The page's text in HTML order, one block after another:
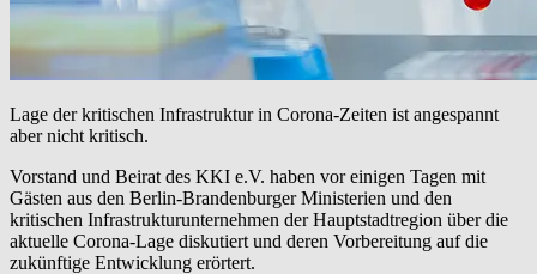
Lage der kritischen Infrastruktur in Corona-Zeiten ist angespannt
aber nicht kritisch.
Vorstand und Beirat des KKI e.V. haben vor einigen Tagen mit
Gästen aus den Berlin-Brandenburger Ministerien und den
kritischen Infrastrukturunternehmen der Hauptstadtregion über die
aktuelle Corona-Lage diskutiert und deren Vorbereitung auf die
zukünftige Entwicklung erörtert.